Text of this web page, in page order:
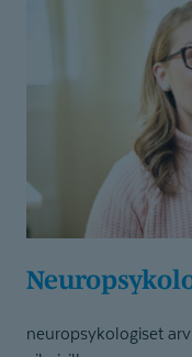
neuropsykologiset